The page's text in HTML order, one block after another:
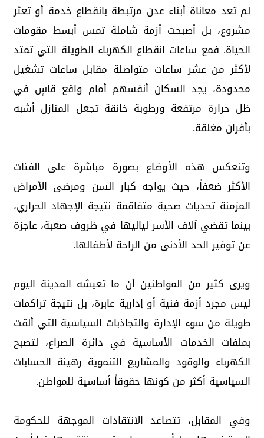
لم تعد معاناة أبناء عدن مرتبطة بانقطاع خدمة أو تعثر
مشروع، بل أصبحت أزمة شاملة تمس أبسط مقومات
الحياة. فمع ساعات انقطاع الكهرباء الطويلة التي تمتد
لأكثر من عشر ساعات متواصلة مقابل ساعات تشغيل
محدودة، يجد السكان أنفسهم أمام واقع قاسٍ في
ظل حرارة مرتفعة ورطوبة خانقة تجعل المنازل أشبه
بأفران مغلقة.
وتنعكس هذه الأوضاع بصورة مباشرة على الفئات
الأكثر ضعفاً، حيث يواجه كبار السن ومرضى الأمراض
المزمنة تحديات صحية متفاقمة نتيجة الإجهاد الحراري،
بينما تقضي آلاف الأسر لياليها في ظروف صعبة، عاجزة
عن توفير الحد الأدنى من الراحة لأطفالها.
ويرى كثير من المواطنين أن ما تعيشه المدينة اليوم
ليس مجرد أزمة فنية أو إدارية عابرة، بل نتيجة تراكمات
طويلة من سوء الإدارة والتجاذبات السياسية التي ألقت
بملفات الخدمات الأساسية في دائرة الصراع، لتصبح
الكهرباء والوقود والمشاريع التنموية رهينة الحسابات
السياسية أكثر من كونها حقوقاً أساسية للمواطن.
وفي المقابل، تتصاعد الانتقادات الموجهة للحكومة